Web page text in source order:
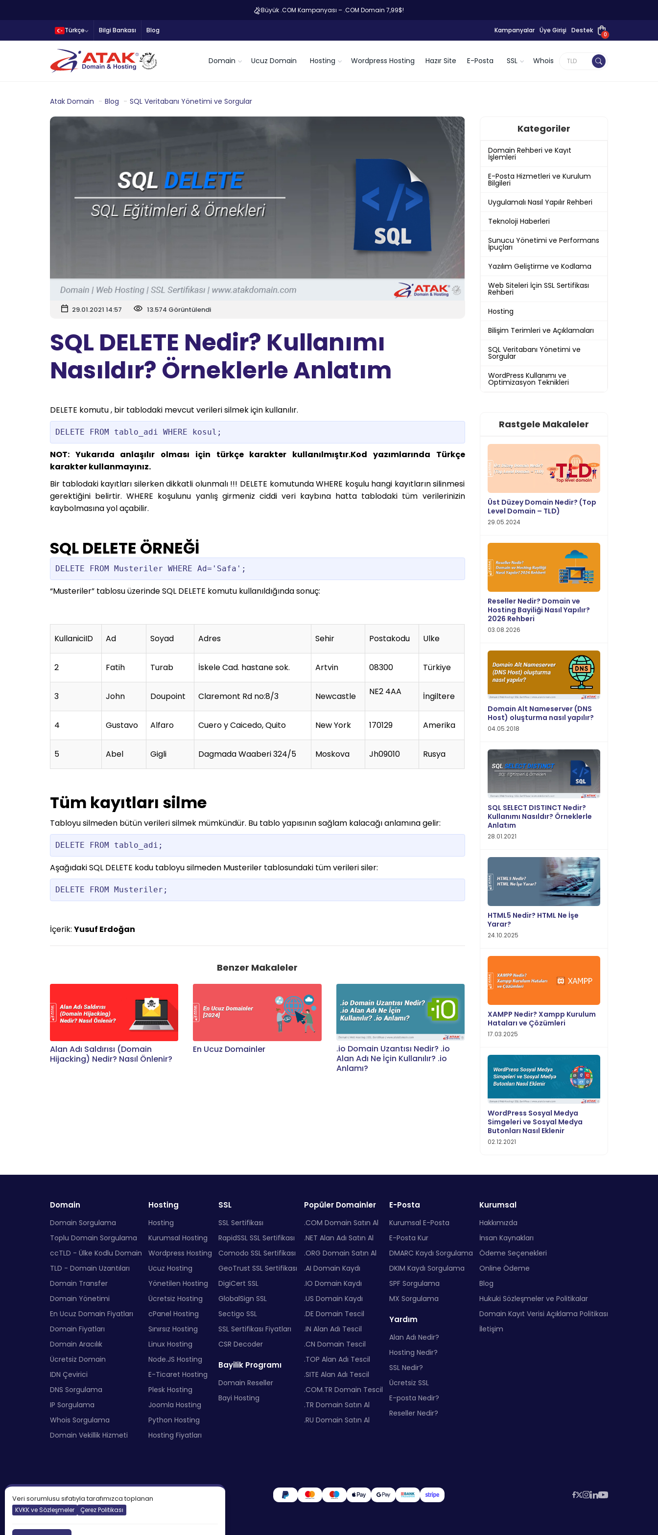
Büyük .COM Kampanyası – .COM Domain 7,99$!
Türkçe Bilgi Bankası Blog Kampanyalar Üye Girişi Destek
0
Domain Ucuz Domain Hosting Wordpress Hosting Hazır Site E-Posta SSL Whois
Atak Domain Blog SQL Veritabanı Yönetimi ve Sorgular
29.01.2021 14:57 13.574 Görüntülendi
SQL DELETE Nedir? Kullanımı
Nasıldır? Örneklerle Anlatım
DELETE komutu , bir tablodaki mevcut verileri silmek için kullanılır.
DELETE FROM tablo_adi WHERE kosul;
NOT: Yukarıda anlaşılır olması için türkçe karakter kullanılmıştır.Kod yazımlarında Türkçe
karakter kullanmayınız.
Bir tablodaki kayıtları silerken dikkatli olunmalı !!! DELETE komutunda WHERE koşulu hangi kayıtların silinmesi
gerektiğini belirtir. WHERE koşulunu yanlış girmeniz ciddi veri kaybına hatta tablodaki tüm verilerinizin
kaybolmasına yol açabilir.
SQL DELETE ÖRNEĞİ
“Musteriler” tablosu üzerinde SQL DELETE komutu kullanıldığında sonuç:
KullaniciID Ad Soyad Adres Sehir Postakodu Ulke
2 Fatih Turab İskele Cad. hastane sok. Artvin 08300 Türkiye
3 John Doupoint Claremont Rd no:8/3 Newcastle NE2 4AA İngiltere
4 Gustavo Alfaro Cuero y Caicedo, Quito New York 170129 Amerika
5 Abel Gigli Dagmada Waaberi 324/5 Moskova Jh09010 Rusya
Tüm kayıtları silme
Tabloyu silmeden bütün verileri silmek mümkündür. Bu tablo yapısının sağlam kalacağı anlamına gelir:
DELETE FROM tablo_adi;
Aşağıdaki SQL DELETE kodu tabloyu silmeden Musteriler tablosundaki tüm verileri siler:
DELETE FROM Musteriler;
İçerik: Yusuf Erdoğan
Benzer Makaleler
Alan Adı Saldırısı (Domain
Hijacking) Nedir? Nasıl Önlenir?
En Ucuz Domainler
.io Domain Uzantısı Nedir? .io
Alan Adı Ne İçin Kullanılır? .io
Anlamı?
Kategoriler
Domain Rehberi ve Kayıt
İşlemleri
E-Posta Hizmetleri ve Kurulum
Bilgileri
Uygulamalı Nasıl Yapılır Rehberi
Teknoloji Haberleri
Sunucu Yönetimi ve Performans
İpuçları
Yazılım Geliştirme ve Kodlama
Web Siteleri İçin SSL Sertifikası
Rehberi
Hosting
Bilişim Terimleri ve Açıklamaları
SQL Veritabanı Yönetimi ve
Sorgular
WordPress Kullanımı ve
Optimizasyon Teknikleri
Rastgele Makaleler
Üst Düzey Domain Nedir? (Top
Level Domain – TLD)
29.05.2024
Reseller Nedir? Domain ve
Hosting Bayiliği Nasıl Yapılır?
2026 Rehberi
03.08.2026
Domain Alt Nameserver (DNS
Host) oluşturma nasıl yapılır?
04.05.2018
SQL SELECT DISTINCT Nedir?
Kullanımı Nasıldır? Örneklerle
Anlatım
28.01.2021
HTML5 Nedir? HTML Ne İşe
Yarar?
24.10.2025
XAMPP Nedir? Xampp Kurulum
Hataları ve Çözümleri
17.03.2025
WordPress Sosyal Medya
Simgeleri ve Sosyal Medya
Butonları Nasıl Eklenir
02.12.2021
Domain
Domain Sorgulama
Toplu Domain Sorgulama
ccTLD - Ülke Kodlu Domain
TLD - Domain Uzantıları
Domain Transfer
Domain Yönetimi
En Ucuz Domain Fiyatları
Domain Fiyatları
Domain Aracılık
Ücretsiz Domain
IDN Çevirici
DNS Sorgulama
IP Sorgulama
Whois Sorgulama
Domain Vekillik Hizmeti
Hosting
Hosting
Kurumsal Hosting
Wordpress Hosting
Ucuz Hosting
Yönetilen Hosting
Ücretsiz Hosting
cPanel Hosting
Sınırsız Hosting
Linux Hosting
Node.JS Hosting
E-Ticaret Hosting
Plesk Hosting
Joomla Hosting
Python Hosting
Hosting Fiyatları
SSL
SSL Sertifikası
RapidSSL SSL Sertifikası
Comodo SSL Sertifikası
GeoTrust SSL Sertifikası
DigiCert SSL
GlobalSign SSL
Sectigo SSL
SSL Sertifikası Fiyatları
CSR Decoder
Bayilik Programı
Domain Reseller
Bayi Hosting
Popüler Domainler
.COM Domain Satın Al
.NET Alan Adı Satın Al
.ORG Domain Satın Al
.AI Domain Kaydı
.IO Domain Kaydı
.US Domain Kaydı
.DE Domain Tescil
.IN Alan Adı Tescil
.CN Domain Tescil
.TOP Alan Adı Tescil
.SITE Alan Adı Tescil
.COM.TR Domain Tescil
.TR Domain Satın Al
.RU Domain Satın Al
E-Posta
Kurumsal E-Posta
E-Posta Kur
DMARC Kaydı Sorgulama
DKIM Kaydı Sorgulama
SPF Sorgulama
MX Sorgulama
Yardım
Alan Adı Nedir?
Hosting Nedir?
SSL Nedir?
Ücretsiz SSL
E-posta Nedir?
Reseller Nedir?
Kurumsal
Hakkımızda
İnsan Kaynakları
Ödeme Seçenekleri
Online Ödeme
Blog
Hukuki Sözleşmeler ve Politikalar
Domain Kayıt Verisi Açıklama Politikası
İletişim
Veri sorumlusu sıfatıyla tarafımızca toplanan
KVKK ve Sözleşmeler Çerez Politikası